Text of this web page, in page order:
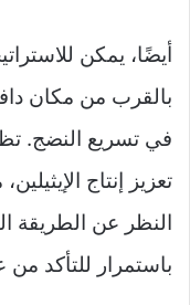
أيضًا، يمكن
بالقرب من مكان
في تسريع النضج.
تعزيز إنتاج
النظر عن الطريقة
باستمرار للتأكد